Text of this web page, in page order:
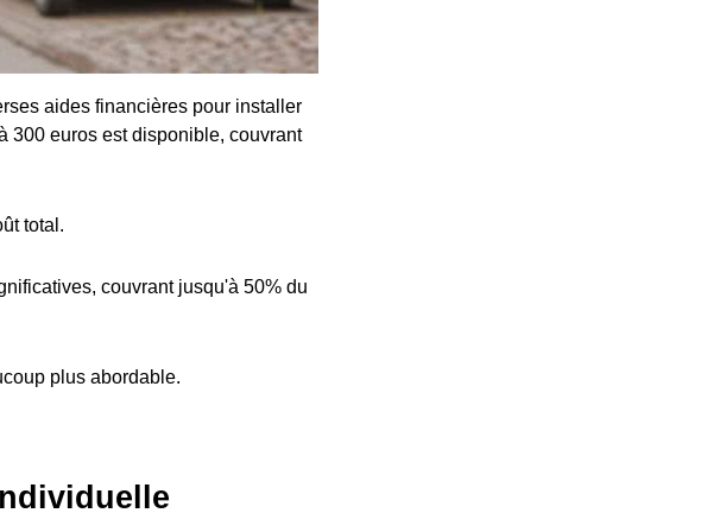
aides financières pour installer
300 euros est disponible, couvrant
total.
couvrant jusqu'à 50% du
plus abordable.